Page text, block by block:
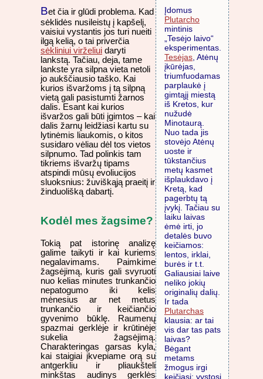
Įdomus
Plutarcho
mintinis
„Tesėjo laivo“
eksperimentas.
Tesėjas, Atėnų
įkūrėjas,
triumfuodamas
parplaukė į
gimtąjį miestą
iš Kretos, kur
nužudė
Minotaurą.
Nuo tada jis
stovėjo Atėnų
uoste ir
tūkstančius
metų kasmet
išplaukdavo į
Kretą, kad
pagerbtų tą
įvykį. Tačiau su
laiku laivas
ėmė irti, jo
detalės buvo
keičiamos:
lentos, irklai,
burės ir t.t.
Galiausiai laive
neliko jokių
originalių dalių.
Ir tada
Plutarchas
klausia: ar tai
vis dar tas pats
laivas?
Bėgant
metams
žmogus irgi
keičiasi: vystosi
Bet čia ir glūdi problema. Kad
sėklidės nusileistų į kapšelį,
vaisiui vystantis jos turi nueiti
ilgą kelią, o tai priverčia
sėkliniui virželiui daryti
lankstą. Tačiau, deja, tame
lankste yra silpna vieta netoli
jo aukščiausio taško. Kai
kurios išvaržoms į tą silpną
vietą gali pasistumti žarnos
dalis. Esant kai kurios
išvaržos gali būti įgimtos – kai
dalis žarnų leidžiasi kartu su
lytinėmis liaukomis, o kitos
susidaro vėliau dėl tos vietos
silpnumo. Tad polinkis tam
tikriems išvaržų tipams
atspindi mūsų evoliucijos
sluoksnius: žuviškąją praeitį ir
žinduolišką dabartį.
Kodėl mes žagsime?
Tokią pat istorinę analizę
galime taikyti ir kai kuriems
negalavimams. Paimkime
žagsėjimą, kuris gali svyruoti
nuo kelias minutes trunkančio
nepatogumo iki kelis
mėnesius ar net metus
trunkančio ir keičiančio
gyvenimo būklę. Raumenų
spazmai gerklėje ir krūtinėje
sukelia žagsėjimą.
Charakteringas garsas kyla,
kai staigiai įkvepiame orą su
antgerkliu ir pliaukšteli
minkštas audinys gerklės